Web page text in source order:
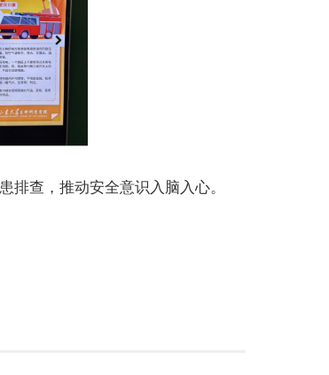
排查 ，推动安全意识入脑入心。